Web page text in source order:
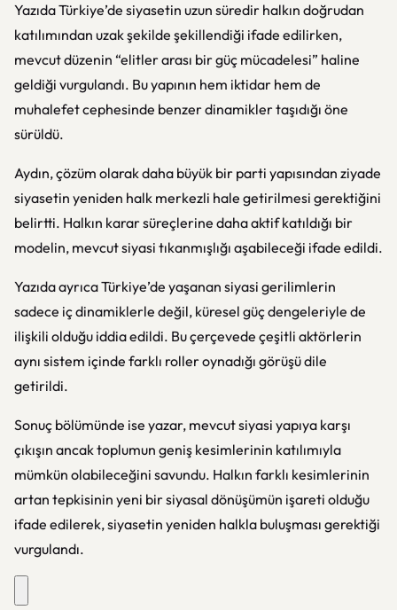
Yazıda Türkiye’de siyasetin uzun süredir halkın doğrudan
katılımından uzak şekilde şekillendiği ifade edilirken,
mevcut düzenin “elitler arası bir güç mücadelesi” haline
geldiği vurgulandı. Bu yapının hem iktidar hem de
muhalefet cephesinde benzer dinamikler taşıdığı öne
sürüldü.
Aydın, çözüm olarak daha büyük bir parti yapısından ziyade
siyasetin yeniden halk merkezli hale getirilmesi gerektiğini
belirtti. Halkın karar süreçlerine daha aktif katıldığı bir
modelin, mevcut siyasi tıkanmışlığı aşabileceği ifade edildi.
Yazıda ayrıca Türkiye’de yaşanan siyasi gerilimlerin
sadece iç dinamiklerle değil, küresel güç dengeleriyle de
ilişkili olduğu iddia edildi. Bu çerçevede çeşitli aktörlerin
aynı sistem içinde farklı roller oynadığı görüşü dile
getirildi.
Sonuç bölümünde ise yazar, mevcut siyasi yapıya karşı
çıkışın ancak toplumun geniş kesimlerinin katılımıyla
mümkün olabileceğini savundu. Halkın farklı kesimlerinin
artan tepkisinin yeni bir siyasal dönüşümün işareti olduğu
ifade edilerek, siyasetin yeniden halkla buluşması gerektiği
vurgulandı.